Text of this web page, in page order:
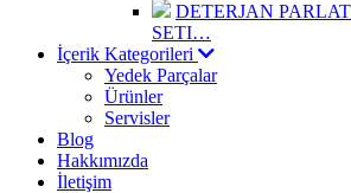
DETERJAN
SETI…
İçerik Kategorileri
Yedek Parçalar
Ürünler
Servisler
Blog
Hakkımızda
İletişim